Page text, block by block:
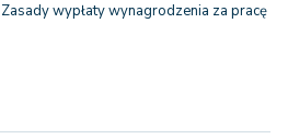
Zasady wypłaty wynagrodzenia za pracę